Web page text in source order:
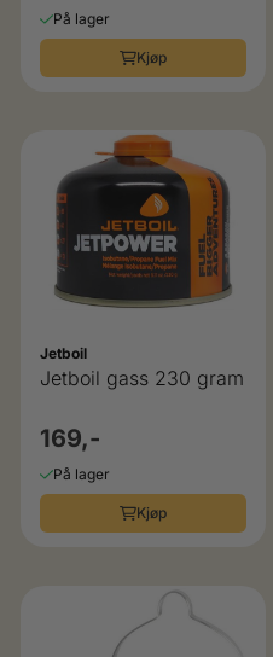
På lager
Kjøp
Jetboil
Jetboil gass 230 gram
169,-
På lager
Kjøp